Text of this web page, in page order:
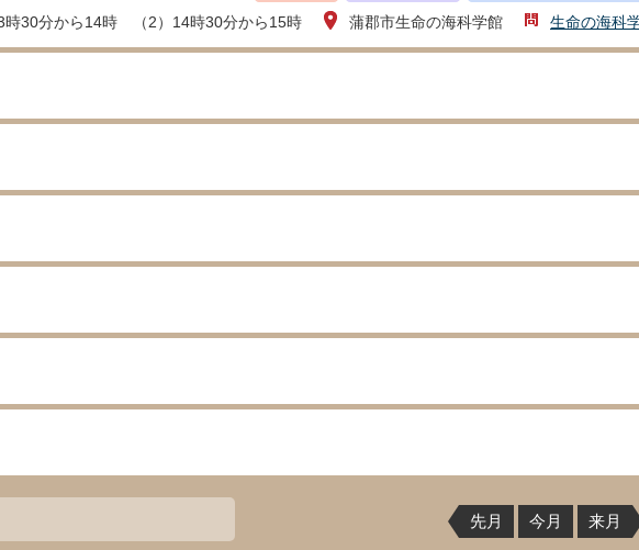
時30分から14時 （2）14時30分から15時
蒲郡市生命の海科学館 生命の海科
先月 今月 来月